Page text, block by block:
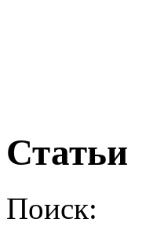
Статьи
Поиск: